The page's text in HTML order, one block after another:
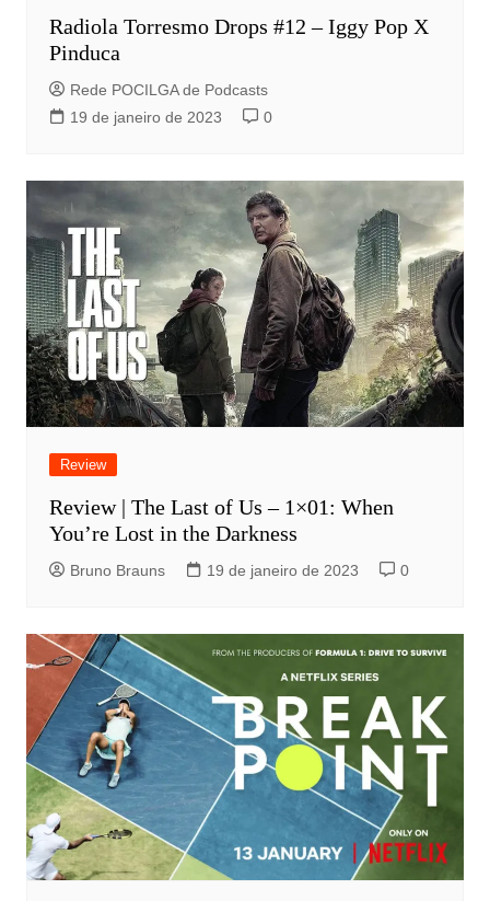
Radiola Torresmo Drops #12 – Iggy Pop X
Pinduca
Rede POCILGA de Podcasts
19 de janeiro de 2023
0
Review
Review | The Last of Us – 1×01: When
You’re Lost in the Darkness
Bruno Brauns 19 de janeiro de 2023 0